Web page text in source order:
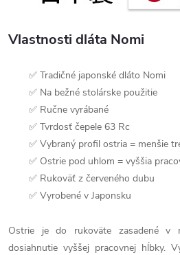
Vlastnosti dláta Nomi
✅ Tradičné japonské dláto Nomi
✅ Na bežné stolárske použitie
✅ Ručne vyrábané
✅ Tvrdosť čepele 63 Rc
✅ Vybraný profil ostria = menšie
✅ Ostrie pod uhlom = vyššia
✅ Rukoväť z červeného dubu
✅ Vyrobené v Japonsku
Ostrie je do rukoväte zasadené v
dosiahnutie vyššej pracovnej hĺbky.